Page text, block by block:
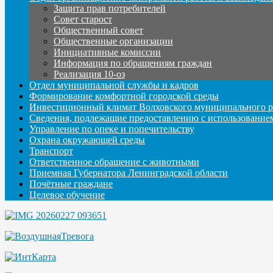
Защита прав потребителей
Совет старост
Общественный совет
Общественные организации
Инициативные комиссии
Информация по обращениям граждан
Реализация 10-оз
Отдел муниципальной службы и кадров
Формирование комфортной городской среды
Инвестиционный климат Волховского муниципального
Сведения, подлежащие предоставлению с
Управление по опеке и попечительству
Охрана окружающей среды
Транспорт
Ответственное обращение с животными
Приемная Губернатора Ленинградской области
Почётные граждане
Целевое обучение